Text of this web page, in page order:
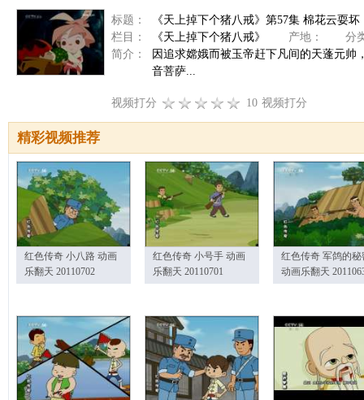
标题：
《天上掉下个猪八戒》第57集 棉花云耍坏
栏目：
《天上掉下个猪八戒》 产地：
分
简介：
因追求嫦娥而被玉帝赶下凡间的天蓬元
音菩萨...
视频打分 10 视频打分
精彩视频推荐
红色传奇 小八路 动画
乐翻天 20110702
红色传奇 小号手 动画
乐翻天 20110701
红色传奇 军鸽的秘
动画乐翻天